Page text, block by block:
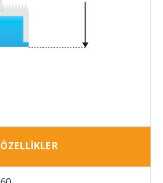
ÖZELLİKLER